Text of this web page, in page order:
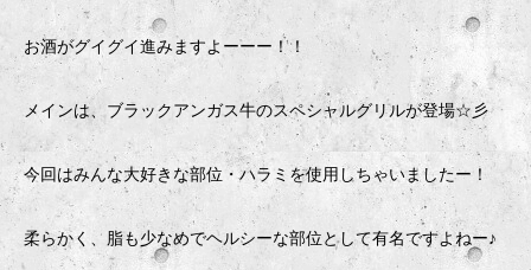
お酒がグイグイ進みますよーーー！！
メインは、ブラックアンガス牛のスペシャルグリルが登場☆彡
今回はみんな大好きな部位・ハラミを使用しちゃいましたー！
柔らかく、脂も少なめでヘルシーな部位として有名ですよねー♪